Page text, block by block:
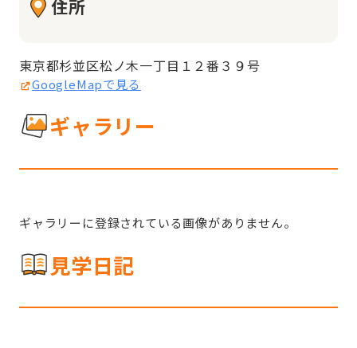
住所
東京都杉並区松ノ木一丁目１２番３９号
GoogleMapで見る
ギャラリー
ギャラリーに登録されている画像がありません。
見学日記